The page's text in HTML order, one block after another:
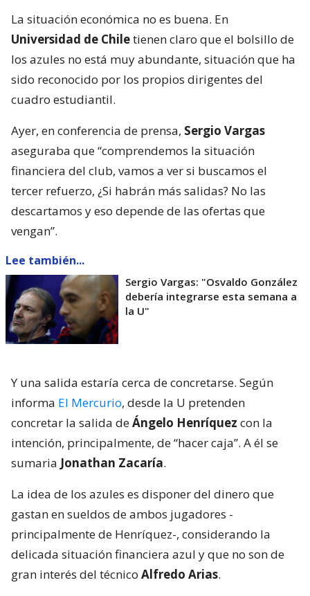
La situación económica no es buena. En
Universidad de Chiletienen claro que el bolsillo de
los azules no está muy abundante, situación que ha
sido reconocido por los propios dirigentes del
cuadro estudiantil.
Ayer, en conferencia de prensa, Sergio Vargas
aseguraba que “comprendemos la situación
financiera del club, vamos a ver si buscamos el
tercer refuerzo, ¿Si habrán más salidas? No las
descartamos y eso depende de las ofertas que
vengan”.
Lee también...
Sergio Vargas: "Osvaldo González
debería integrarse esta semana a
la U"
Y una salida estaría cerca de concretarse. Según
informa El Mercurio, desde la U pretenden
concretar la salida deÁngelo Henríquez con la
intención, principalmente, de “hacer caja”. A él se
sumaria Jonathan Zacaría.
La idea de los azules es disponer del dinero que
gastan en sueldos de ambos jugadores -
principalmente de Henríquez-, considerando la
delicada situación financiera azul y que no son de
gran interés del técnico Alfredo Arias.